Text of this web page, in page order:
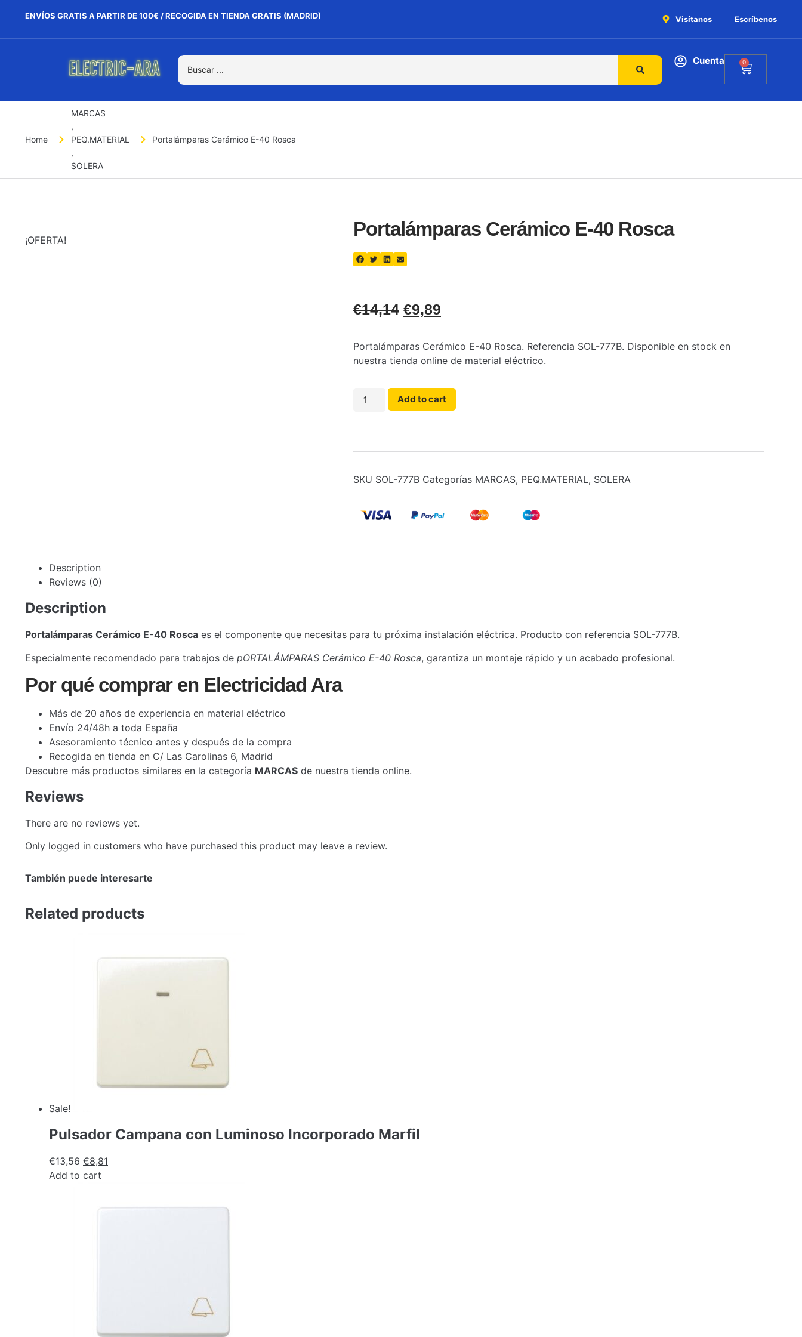
ENVÍOS GRATIS A PARTIR DE 100€ / RECOGIDA EN TIENDA GRATIS (MADRID) Visítanos Escríbenos
Cuenta 0
Home
MARCAS
,
PEQ.MATERIAL
,
SOLERA
Portalámparas Cerámico E-40 Rosca
¡OFERTA! Portalámparas Cerámico E-40 Rosca
€14,14 €9,89
Portalámparas Cerámico E-40 Rosca. Referencia SOL-777B. Disponible en stock en
nuestra tienda online de material eléctrico.
Add to cart
SKU SOL-777B Categorías MARCAS, PEQ.MATERIAL, SOLERA
Description
Reviews (0)
Description
Portalámparas Cerámico E-40 Rosca es el componente que necesitas para tu próxima instalación eléctrica. Producto con referencia SOL-777B.
Especialmente recomendado para trabajos de pORTALÁMPARAS Cerámico E-40 Rosca, garantiza un montaje rápido y un acabado profesional.
Por qué comprar en Electricidad Ara
Más de 20 años de experiencia en material eléctrico
Envío 24/48h a toda España
Asesoramiento técnico antes y después de la compra
Recogida en tienda en C/ Las Carolinas 6, Madrid
Descubre más productos similares en la categoría MARCAS de nuestra tienda online.
Reviews
There are no reviews yet.
Only logged in customers who have purchased this product may leave a review.
También puede interesarte
Related products
Sale!
Pulsador Campana con Luminoso Incorporado Marfil
€13,56 €8,81
Add to cart